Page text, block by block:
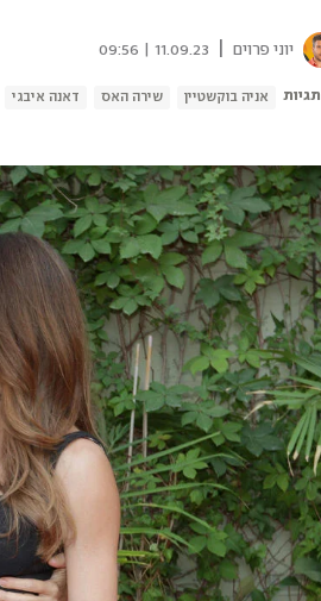
יוני פרוים 11.09.23 | 09:56
תגיות אניה בוקשטיין שירה האס דאנה איבגי